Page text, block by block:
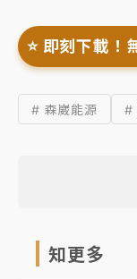
⭐️ 即刻下載
# 森崴能源 #
知更多